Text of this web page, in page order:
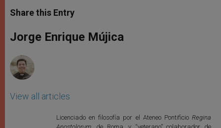
t
s
p
p
s
e
g
e
e
b
o
k
r
Share this Entry
Jorge Enrique Mújica
View all articles
Licenciado en filosofía por el Ateneo Pontificio Regina